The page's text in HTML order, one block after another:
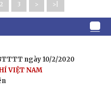
2 3 > >|
ngày 10/2/2020
VIỆT NAM